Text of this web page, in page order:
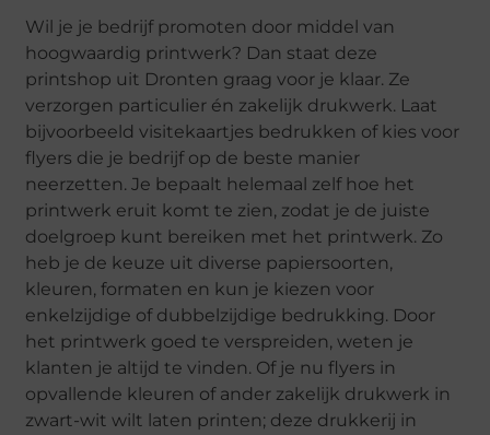
Wil je je bedrijf promoten door middel van
hoogwaardig printwerk? Dan staat deze
printshop uit Dronten graag voor je klaar. Ze
verzorgen particulier én zakelijk drukwerk. Laat
bijvoorbeeld visitekaartjes bedrukken of kies voor
flyers die je bedrijf op de beste manier
neerzetten. Je bepaalt helemaal zelf hoe het
printwerk eruit komt te zien, zodat je de juiste
doelgroep kunt bereiken met het printwerk. Zo
heb je de keuze uit diverse papiersoorten,
kleuren, formaten en kun je kiezen voor
enkelzijdige of dubbelzijdige bedrukking. Door
het printwerk goed te verspreiden, weten je
klanten je altijd te vinden. Of je nu flyers in
opvallende kleuren of ander zakelijk drukwerk in
zwart-wit wilt laten printen; deze drukkerij in